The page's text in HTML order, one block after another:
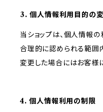
3. 個人情報利用目的の
当ショップは、個人情報
合理的に認められる範囲
変更した場合にはお客様
4. 個人情報利用の制限